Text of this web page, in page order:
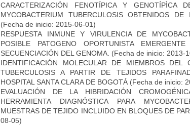
CARACTERIZACIÓN FENOTÍPICA Y GENOTÍPÌCA
MYCOBACTERIUM TUBERCULOSIS OBTENIDOS
(Fecha de inicio: 2015-06-01)
RESPUESTA INMUNE Y VIRULENCIA DE
POSIBLE PATOGENO OPORTUNISTA
SECUENCIACIÓN DEL GENOMA. (Fecha de inicio: 2013-
IDENTIFICACIÓN MOLECULAR DE MIEMBROS DEL
TUBERCULOSIS A PARTIR DE TEJIDOS
HOSPITAL SANTA CLARA DE BOGOTÁ (Fecha de inicio:
EVALUACIÓN DE LA HIBRIDACIÓN
HERRAMIENTA DIAGNÓSTICA PARA
MUESTRAS DE TEJIDO INCLUIDO EN BLOQUES DE
08-05)